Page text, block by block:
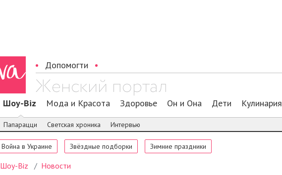
Допомогти
Шоу-Biz Мода и Красота Здоровье Он и Она Дети Кулинария
Папарацци Светская хроника Интервью
Война в Украине Звёздные подборки Зимние праздники
Шоу-Biz Новости